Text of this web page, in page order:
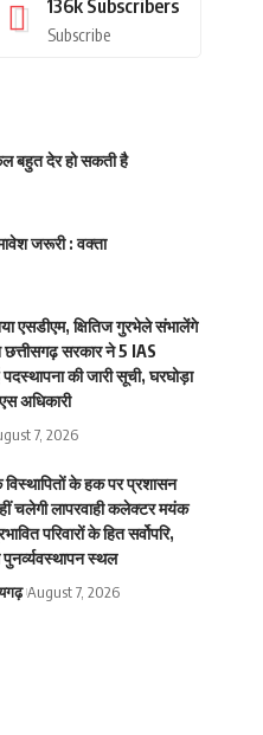
136k Subscribers
Subscribe
बहुत देर हो सकती है
जरूरी : वक्ता
एसडीएम, क्षितिज गुरभेले संभालेंगे
सरकार ने 5 IAS
की जारी सूची, घरघोड़ा
अधिकारी
7, 2026
विस्थापितों के हक पर प्रशासन
चलेगी लापरवाही कलेक्टर मयंक
परिवारों के हित सर्वोपरि,
स्थल
August 7, 2026